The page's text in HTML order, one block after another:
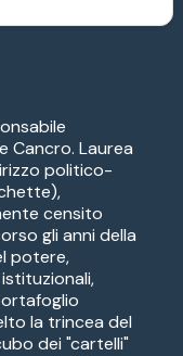
Cancro. Laurea
politico-
censito
gli anni della
potere,
la trincea del
dei "cartelli"